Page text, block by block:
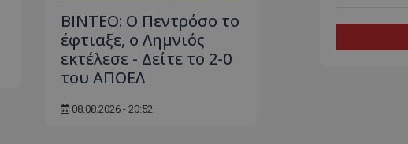
ΒΙΝΤΕΟ: Ο Πεντρόσο το
έφτιαξε, ο Λημνιός
εκτέλεσε - Δείτε το 2-0
του ΑΠΟΕΛ
08.08.2026 - 20:52